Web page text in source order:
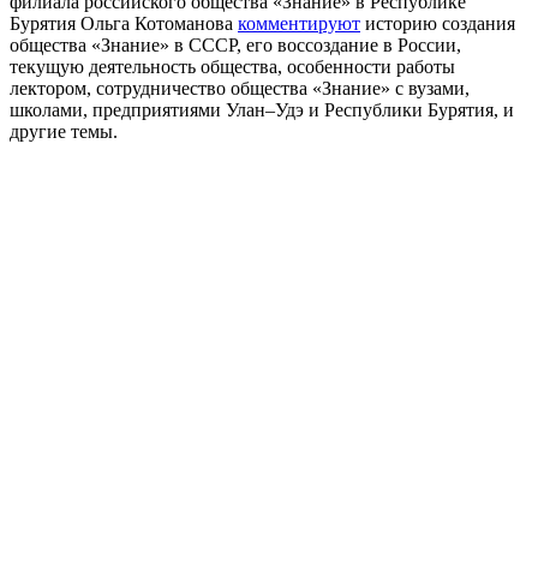
Бурятия Ольга Котоманова комментируют историю создания
общества «Знание» в СССР, его воссоздание в России,
текущую деятельность общества, особенности работы
лектором, сотрудничество общества «Знание» с вузами,
школами, предприятиями Улан–Удэ и Республики Бурятия, и
другие темы.